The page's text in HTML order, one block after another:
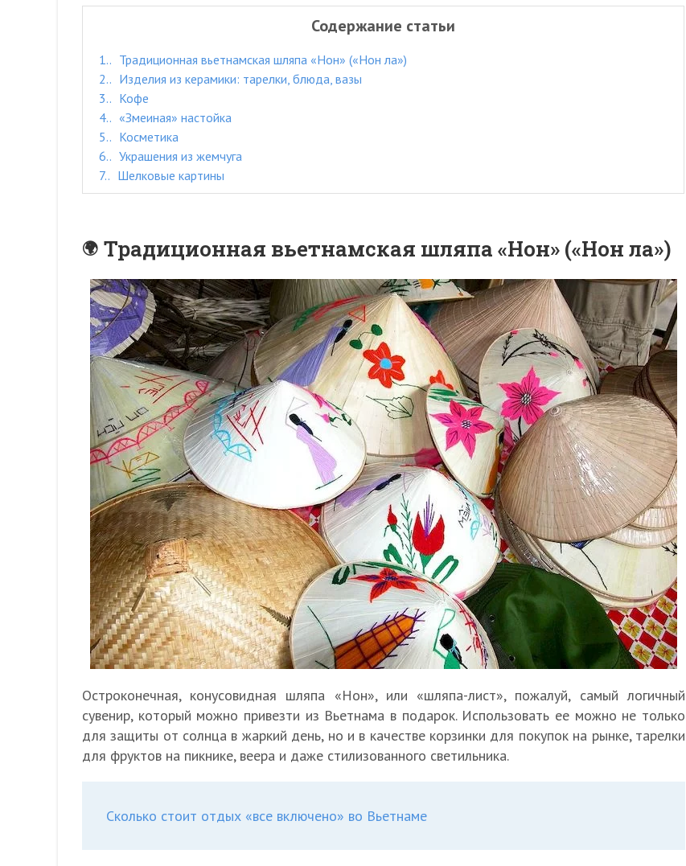
Содержание статьи
1.
Традиционная вьетнамская шляпа «Нон» («Нон ла»)
2.
Изделия из керамики: тарелки, блюда, вазы
3.
Кофе
4.
«Змеиная» настойка
5.
Косметика
6.
Украшения из жемчуга
7.
Шелковые картины
Традиционная вьетнамская шляпа «Нон» («Нон ла»)
Остроконечная, конусовидная шляпа «Нон», или «шляпа-лист», пожалуй, самый логичный
сувенир, который можно привезти из Вьетнама в подарок. Использовать ее можно не только
для защиты от солнца в жаркий день, но и в качестве корзинки для покупок на рынке, тарелки
для фруктов на пикнике, веера и даже стилизованного светильника.
Сколько стоит отдых «все включено» во Вьетнаме